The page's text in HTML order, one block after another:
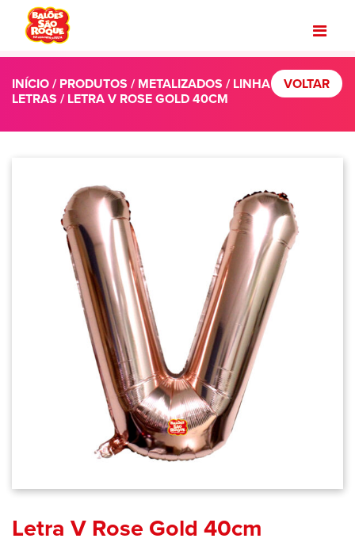
INÍCIO/PRODUTOS / METALIZADOS / LINHA
LETRAS / LETRA V ROSE GOLD 40CM
VOLTAR
Letra V Rose Gold 40cm